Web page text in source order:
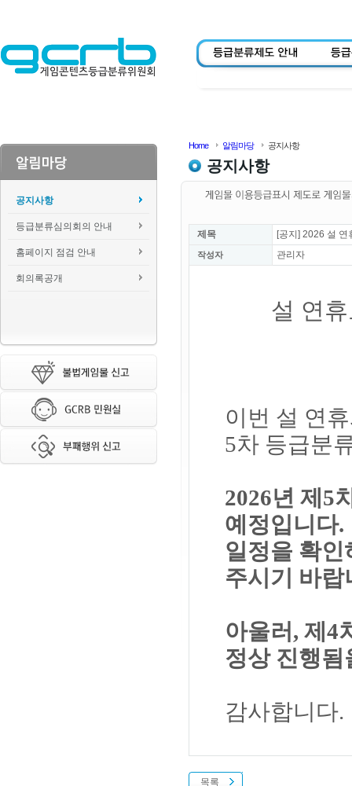
공지사항
등급분류심의회의 안내
홈페이지 점검 안내
회의록공개
Home 알림마당 공지사항
공지사항
제목 [공지] 2026 설
작성자 관리자
설 연
이번 설 연
5차 등급분
2026년 제5
예정입니다.
일정을 확
주시기 바랍
아울러, 제4
정상 진행
감사합니다.
목록